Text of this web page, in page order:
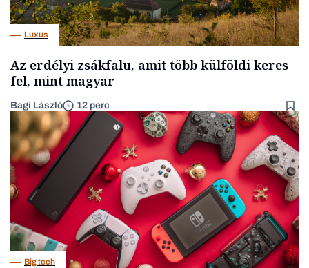
Luxus
Az erdélyi zsákfalu, amit több külföldi keres
fel, mint magyar
Bagi László 12 perc
Big tech